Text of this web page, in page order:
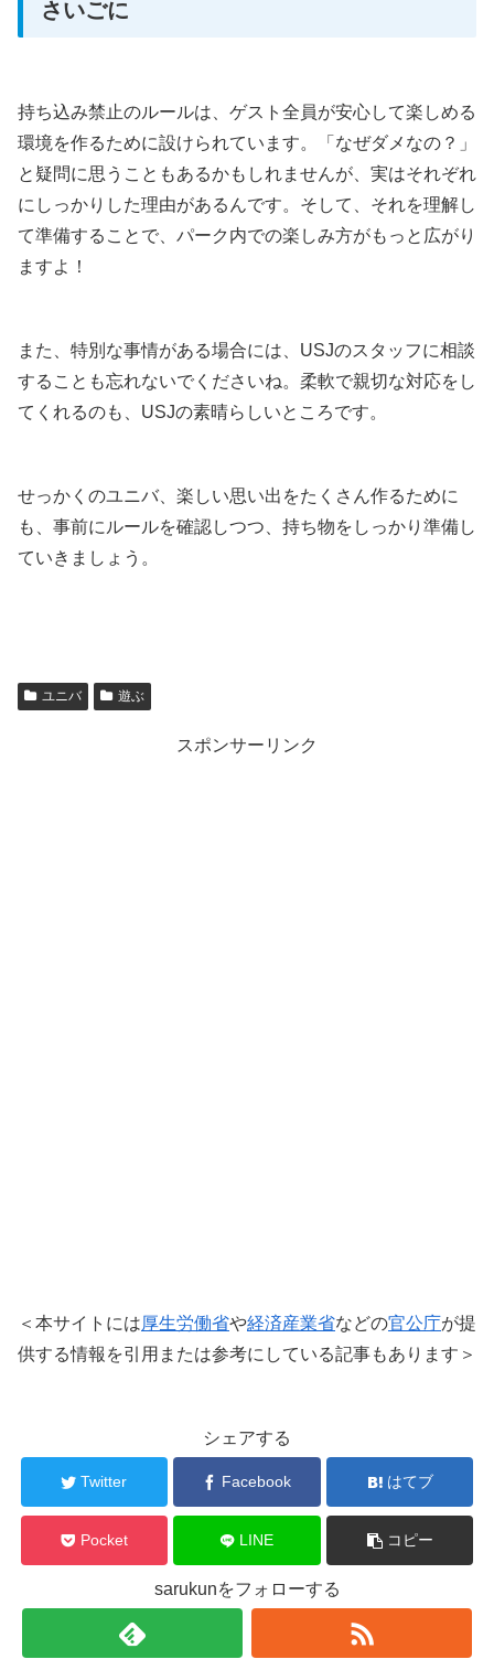
さいごに
持ち込み禁止のルールは、ゲスト全員が安心して楽しめる
環境を作るために設けられています。「なぜダメなの？」
と疑問に思うこともあるかもしれませんが、実はそれぞれ
にしっかりした理由があるんです。そして、それを理解し
て準備することで、パーク内での楽しみ方がもっと広がり
ますよ！
また、特別な事情がある場合には、USJのスタッフに相談
することも忘れないでくださいね。柔軟で親切な対応をし
てくれるのも、USJの素晴らしいところです。
せっかくのユニバ、楽しい思い出をたくさん作るために
も、事前にルールを確認しつつ、持ち物をしっかり準備し
ていきましょう。
ユニバ 遊ぶ
スポンサーリンク
＜本サイトには厚生労働省や経済産業省などの官公庁が提
供する情報を引用または参考にしている記事もあります＞
シェアする
Twitter Facebook はてブ
Pocket LINE コピー
sarukunをフォローする